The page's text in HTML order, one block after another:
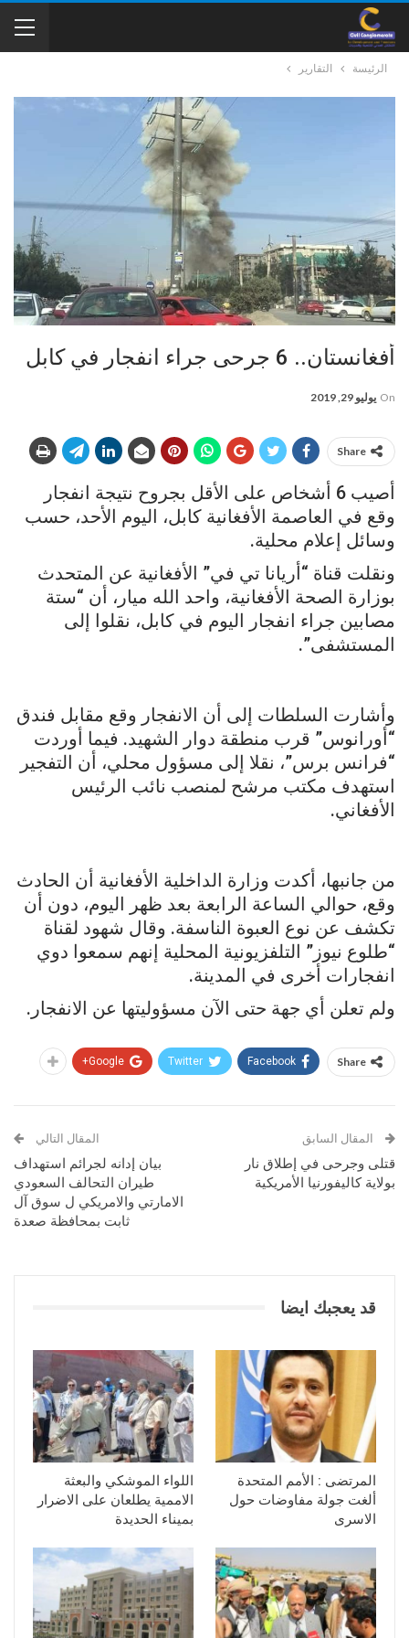
الرئيسة التقارير
أفغانستان.. 6 جرحى جراء انفجار في كابل
On يوليو 29, 2019
Share
أصيب 6 أشخاص على الأقل بجروح نتيجة انفجار
وقع في العاصمة الأفغانية كابل، اليوم الأحد، حسب
وسائل إعلام محلية.
ونقلت قناة “أريانا تي في” الأفغانية عن المتحدث
بوزارة الصحة الأفغانية، واحد الله ميار، أن “ستة
مصابين جراء انفجار اليوم في كابل، نقلوا إلى
المستشفى”.
وأشارت السلطات إلى أن الانفجار وقع مقابل فندق
“أورانوس” قرب منطقة دوار الشهيد. فيما أوردت
“فرانس برس”، نقلا إلى مسؤول محلي، أن التفجير
استهدف مكتب مرشح لمنصب نائب الرئيس
الأفغاني.
من جانبها، أكدت وزارة الداخلية الأفغانية أن الحادث
وقع، حوالي الساعة الرابعة بعد ظهر اليوم، دون أن
تكشف عن نوع العبوة الناسفة. وقال شهود لقناة
“طلوع نيوز” التلفزيونية المحلية إنهم سمعوا دوي
انفجارات أخرى في المدينة.
ولم تعلن أي جهة حتى الآن مسؤوليتها عن الانفجار.
Share
Facebook
Twitter
Google+
المقال السابق
قتلى وجرحى في إطلاق نار
بولاية كاليفورنيا الأمريكية
المقال التالي
بيان إدانه لجرائم استهداف
طيران التحالف السعودي
الامارتي والامريكي ل سوق آل
ثابت بمحافظة صعدة
قد يعجبك ايضا
المرتضى : الأمم المتحدة
ألغت جولة مفاوضات حول
الاسرى
اللواء الموشكي والبعثة
الاممية يطلعان على الاضرار
بميناء الحديدة